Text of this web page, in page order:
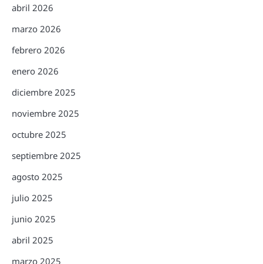
abril 2026
marzo 2026
febrero 2026
enero 2026
diciembre 2025
noviembre 2025
octubre 2025
septiembre 2025
agosto 2025
julio 2025
junio 2025
abril 2025
marzo 2025